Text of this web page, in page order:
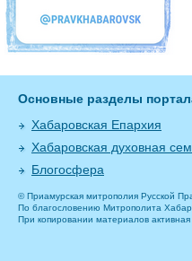
Основные разделы
Хабаровская Епархия
Хабаровская духовная
Блогосфера
© Приамурская митрополия Русской
По благословению Митрополита
При копировании материалов активная